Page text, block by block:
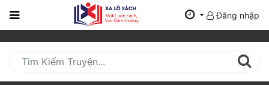
Trang
Mới
Đăng nhập